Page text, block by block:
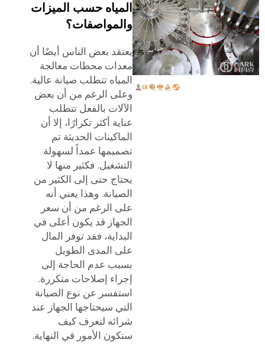
المياه حسب الميزات
والمواصفات؟
يعتقد بعض الناس أيضًا أن
معدات محطات معالجة
المياه تتطلب صيانة عالية.
وعلى الرغم من أن بعض
الآلات بالفعل تتطلب
عناية أكثر تكرارًا، إلا أن
الماكينات الحديثة تم
تصميمها عمداً لسهولة
التشغيل. فكثير منها لا
يحتاج حتى إلى الكثير من
الصيانة. وهذا يعني أنه
على الرغم من أن سعر
الجهاز قد يكون أعلى في
البداية، فقد توفر المال
على المدى الطويل
بسبب عدم الحاجة إلى
إجراء إصلاحات متكررة.
استفسر عن نوع الصيانة
التي سيحتاجها الجهاز عند
شرائه لتعرف كيف
ستكون الأمور في النهاية.